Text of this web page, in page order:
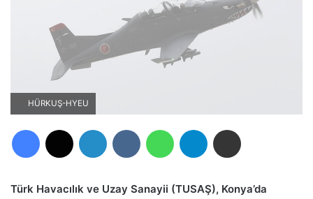
HÜRKUŞ-HYEU
Türk Havacılık ve Uzay Sanayii (TUSAŞ), Konya’da